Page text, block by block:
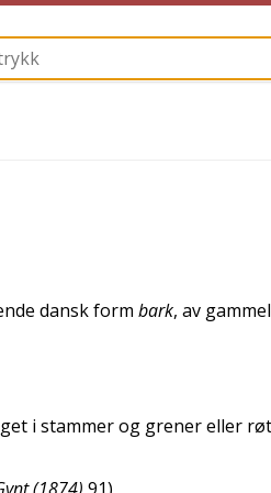
danskform bark, av
i stammer og grener eller
(1874) 91)